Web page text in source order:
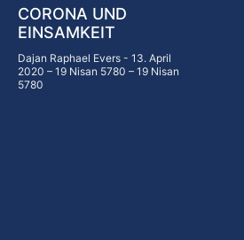
CORONA UND
EINSAMKEIT
Dajan Raphael Evers
13. April
2020 – 19 Nisan 5780 – 19 Nisan
5780